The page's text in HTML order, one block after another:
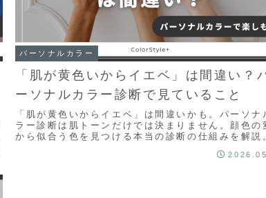
パーソナルカラー
「肌が黄色いからイエベ」は間違い？
ーソナルカラー診断で見ていること
「肌が黄色いからイエベ」は間違いかも。パーソナ
ラー診断は肌トーンだけでは決まりません。顔色の
から似合う色を見つける本当の診断の仕組みを解説